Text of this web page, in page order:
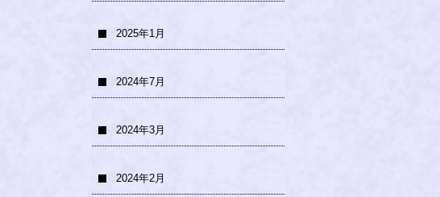
2025年1月
2024年7月
2024年3月
2024年2月